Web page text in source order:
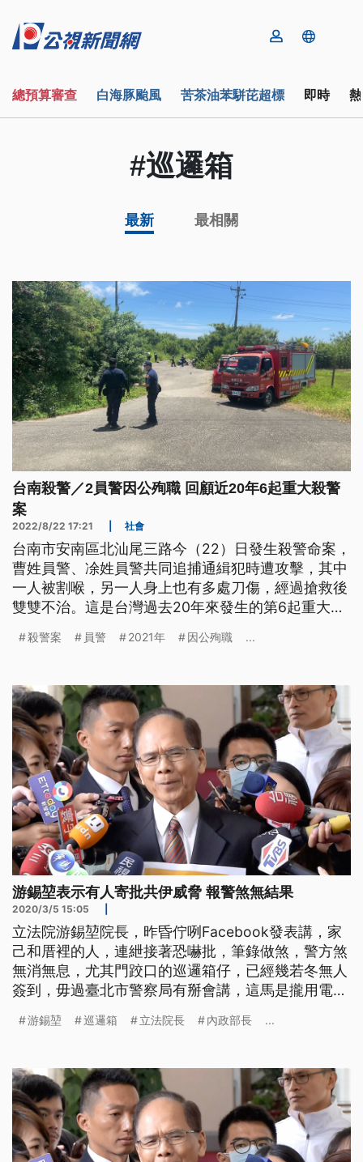
總預算審查 白海豚颱風 苦茶油苯駢芘超標 即時
#巡邏箱
最新 最相關
台南殺警／2員警因公殉職 回顧近20年6起重大殺警
案
2022/8/22 17:21 社會
台南市安南區北汕尾三路今（22）日發生殺警命案，
曹姓員警、凃姓員警共同追捕通緝犯時遭攻擊，其中
一人被割喉，另一人身上也有多處刀傷，經過搶救後
雙雙不治。這是台灣過去20年來發生的第6起重大殺
殺警案 員警 2021年 因公殉職 ...
游錫堃表示有人寄批共伊威脅 報警煞無結果
2020/3/5 15:05
立法院游錫堃院長，昨昏佇咧Facebook發表講，家
己和厝裡的人，連紲接著恐嚇批，筆錄做煞，警方煞
無消無息，尤其門跤口的巡邏箱仔，已經幾若冬無人
簽到，毋過臺北市警察局有掰會講，這馬是攏用電子
經有掠著。總是，游院長表示親人是真無辜，安全問
文，說自己和家人，被寄實體信，以及臉書訊息，連
續恐嚇，不過報案至今半個月
游錫堃 巡邏箱 立法院長 內政部長 ...